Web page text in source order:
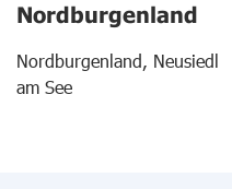
Nordburgenland
Nordburgenland, Neusiedl
am See